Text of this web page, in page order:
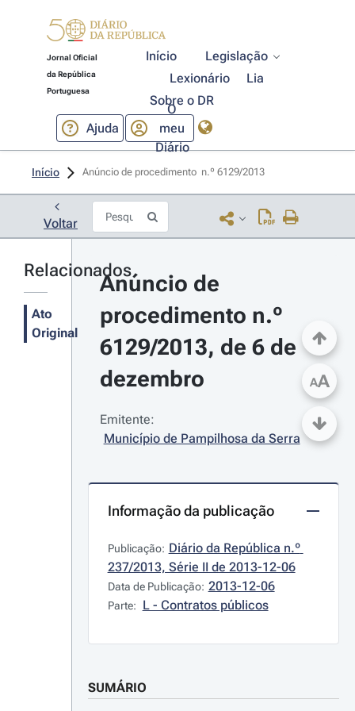
Jornal Oficial
da República
Portuguesa
Início
Legislação
Lexionário
Lia
Sobre o DR
Ajuda
O
meu
Diário
Início Anúncio de procedimento  n.º 6129/2013
Voltar
Relacionados
Ato
Original
Anúncio de
procedimento n.º
6129/2013, de 6 de
dezembro
Emitente:
Município de Pampilhosa da Serra
Informação da publicação
Publicação: Diário da República n.º
237/2013, Série II de 2013-12-06
Data de Publicação: 2013-12-06
Parte: L - Contratos públicos
SUMÁRIO
AA